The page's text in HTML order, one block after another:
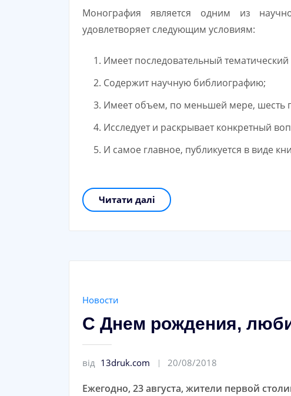
Монография является одним из
удовлетворяет следующим условиям:
Имеет последовательный
Содержит научную библиографию;
Имеет объем, по меньшей мере, шесть
Исследует и раскрывает конкретный
И самое главное, публикуется в виде
Читати далі
Новости
С Днем рождения,
від 13druk.com 20/08/2018
Ежегодно, 23 августа, жители первой